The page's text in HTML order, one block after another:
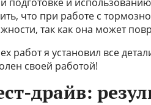
что при работе с
так как она может
работ я установил все
своей работой!
драйв: